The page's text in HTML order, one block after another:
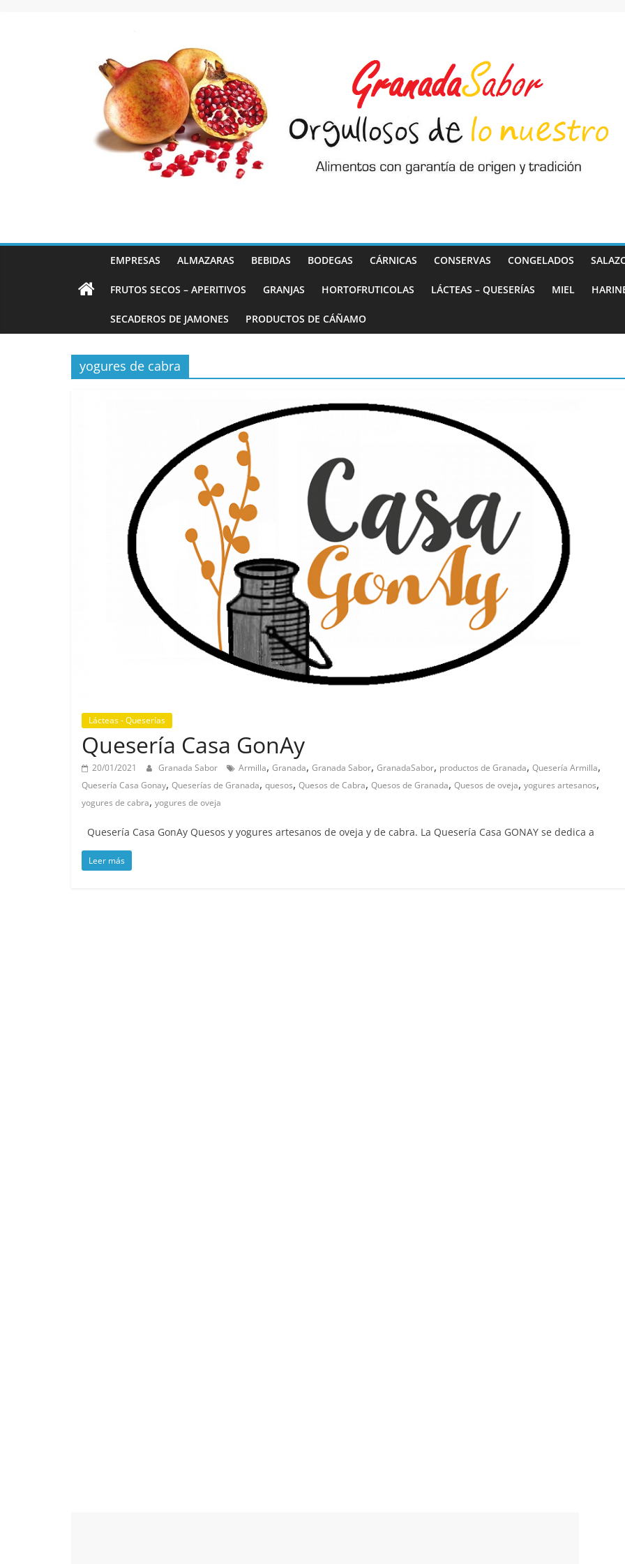
EMPRESAS ALMAZARAS BEBIDAS BODEGAS CÁRNICAS CONSERVAS CONGELADOS
FRUTOS SECOS – APERITIVOS GRANJAS HORTOFRUTICOLAS LÁCTEAS – QUESERÍAS MIEL
SECADEROS DE JAMONES PRODUCTOS DE CÁÑAMO
yogures de cabra
Lácteas - Queserías
Quesería Casa GonAy
20/01/2021 Granada Sabor Armilla, Granada, Granada Sabor, GranadaSabor, productos de Granada, Quesería Armilla,
Quesería Casa Gonay, Queserías de Granada, quesos, Quesos de Cabra, Quesos de Granada, Quesos de oveja, yogures artesanos,
yogures de cabra, yogures de oveja
Quesería Casa GonAy Quesos y yogures artesanos de oveja y de cabra. La Quesería Casa GONAY se dedica a
Leer más
Panadería Artesana Diego
Fernández e hijos
03/02/2023 Granada Sabor
Conde de Benalúa
15/02/2023